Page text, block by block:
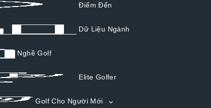
Điểm Đến
Dữ Liệu Ngành
Nghề Golf
Elite Golfer
Golf Cho Người Mới